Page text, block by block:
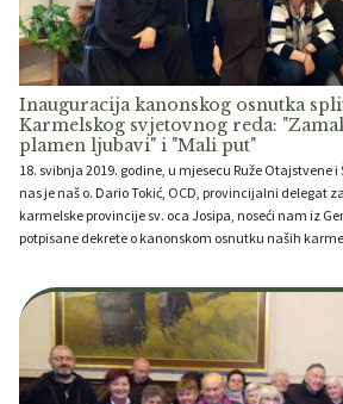
Inauguracija kanonskog osnutka
Karmelskog svjetovnog reda:
plamen ljubavi" i "Mali put"
18. svibnja 2019. godine, u mjesecu Ruže Otajstvene
nas je naš o. Dario Tokić, OCD, provincijalni delegat
karmelske provincije sv. oca Josipa, noseći nam iz
potpisane dekrete o kanonskom osnutku naših